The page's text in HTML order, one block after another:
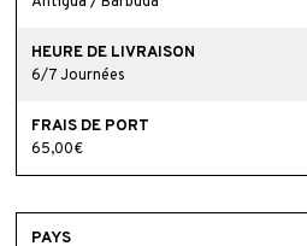
6/7 Journées
65,00€